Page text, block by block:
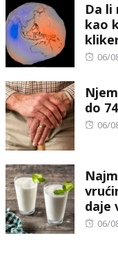
Da li
kao
06/
do
06/
daje
06/